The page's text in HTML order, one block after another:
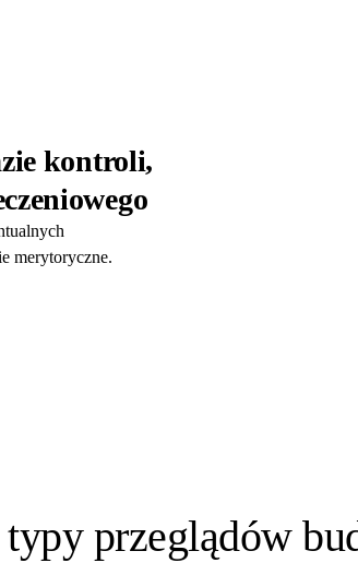
kontroli,
merytoryczne.
przeglądów